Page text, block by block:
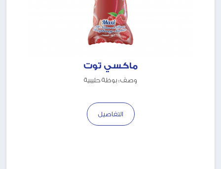
ماكسي توت
وصف : بوظة حليبية
التفاصيل